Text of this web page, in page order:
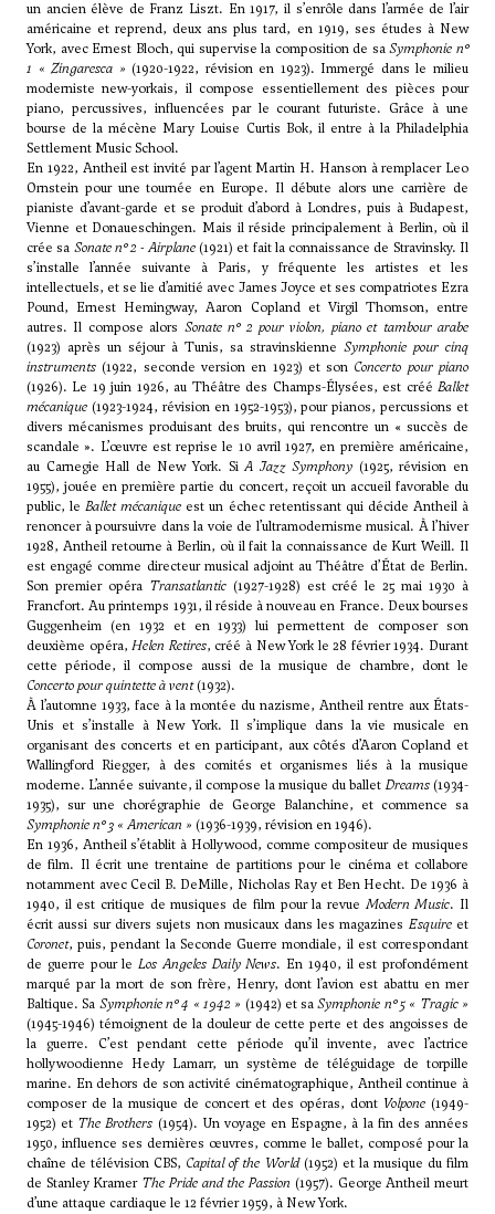
un ancien élève de Franz Liszt. En 1917, il s’enrôle dans l’armée de l’air
américaine et reprend, deux ans plus tard, en 1919, ses études à New
York, avec Ernest Bloch, qui supervise la composition de saSymphonie n°
1 « Zingaresca » (1920-1922, révision en 1923). Immergé dans le milieu
moderniste new-yorkais, il compose essentiellement des pièces pour
piano, percussives, influencées par le courant futuriste. Grâce à une
bourse de la mécène Mary Louise Curtis Bok, il entre à la Philadelphia
Settlement Music School.
En 1922, Antheil est invité par l’agent Martin H. Hanson à remplacer Leo
Ornstein pour une tournée en Europe. Il débute alors une carrière de
pianiste d’avant-garde et se produit d’abord à Londres, puis à Budapest,
Vienne et Donaueschingen. Mais il réside principalement à Berlin, où il
crée sa Sonate n° 2 - Airplane(1921) et fait la connaissance de Stravinsky. Il
s’installe l’année suivante à Paris, y fréquente les artistes et les
intellectuels, et se lie d’amitié avec James Joyce et ses compatriotes Ezra
Pound, Ernest Hemingway,Aaron Coplandet Virgil Thomson, entre
autres. Il compose alors Sonate n° 2 pour violon, piano et tambour arabe
(1923) après un séjour à Tunis, sa stravinskienne Symphonie pour cinq
instruments (1922, seconde version en 1923) et son Concerto pour piano
(1926). Le 19 juin 1926, au Théâtre des Champs-Élysées, est créé Ballet
mécanique (1923-1924, révision en 1952-1953), pour pianos, percussions et
divers mécanismes produisant des bruits, qui rencontre un « succès de
scandale ». L’œuvre est reprise le 10 avril 1927, en première américaine,
au Carnegie Hall de New York. SiA Jazz Symphony (1925, révision en
1955), jouée en première partie du concert, reçoit un accueil favorable du
public, leBallet mécanique est un échec retentissant qui décide Antheil à
renoncer à poursuivre dans la voie de l’ultramodernisme musical. À l’hiver
1928, Antheil retourne à Berlin, où il fait la connaissance de Kurt Weill. Il
est engagé comme directeur musical adjoint au Théâtre d’État de Berlin.
Son premier opéra Transatlantic(1927-1928) est créé le 25 mai 1930 à
Francfort. Au printemps 1931, il réside à nouveau en France. Deux bourses
Guggenheim (en 1932 et en 1933) lui permettent de composer son
deuxième opéra,Helen Retires, créé à New York le 28 février 1934. Durant
cette période, il compose aussi de la musique de chambre, dont le
Concerto pour quintette à vent(1932).
À l’automne 1933, face à la montée du nazisme, Antheil rentre aux États-
Unis et s’installe à New York. Il s’implique dans la vie musicale en
organisant des concerts et en participant, aux côtés d’Aaron Copland et
Wallingford Riegger, à des comités et organismes liés à la musique
moderne. L’année suivante, il compose la musique du ballet Dreams(1934-
1935), sur une chorégraphie de George Balanchine, et commence sa
Symphonie n° 3 « American » (1936-1939, révision en 1946).
En 1936, Antheil s’établit à Hollywood, comme compositeur de musiques
de film. Il écrit une trentaine de partitions pour le cinéma et collabore
notamment avec Cecil B. DeMille, Nicholas Ray et Ben Hecht. De 1936 à
1940, il est critique de musiques de film pour la revue Modern Music. Il
écrit aussi sur divers sujets non musicaux dans les magazines Esquireet
Coronet, puis, pendant la Seconde Guerre mondiale, il est correspondant
de guerre pour le Los Angeles Daily News. En 1940, il est profondément
marqué par la mort de son frère, Henry, dont l’avion est abattu en mer
Baltique. Sa Symphonie n° 4 « 1942 » (1942) et saSymphonie n° 5 « Tragic »
(1945-1946) témoignent de la douleur de cette perte et des angoisses de
la guerre. C’est pendant cette période qu’il invente, avec l’actrice
hollywoodienne Hedy Lamarr, un système de téléguidage de torpille
marine. En dehors de son activité cinématographique, Antheil continue à
composer de la musique de concert et des opéras, dont Volpone (1949-
1952) et The Brothers (1954). Un voyage en Espagne, à la fin des années
1950, influence ses dernières œuvres, comme le ballet, composé pour la
chaîne de télévision CBS, Capital of the World(1952) et la musique du film
de Stanley Kramer The Pride and the Passion (1957). George Antheil meurt
d’une attaque cardiaque le 12 février 1959, à New York.